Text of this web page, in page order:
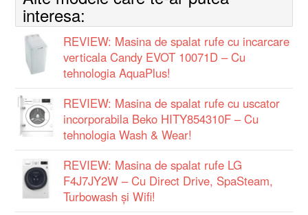
interesa:
REVIEW: Masina de spalat rufe cu incarcare
verticala Candy EVOT 10071D – Cu
tehnologia AquaPlus!
REVIEW: Masina de spalat rufe cu uscator
incorporabila Beko HITY854310F – Cu
tehnologia Wash & Wear!
REVIEW: Masina de spalat rufe LG
F4J7JY2W – Cu Direct Drive, SpaSteam,
Turbowash și Wifi!